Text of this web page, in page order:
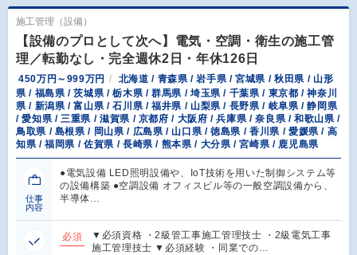
施工管理（設備）
【設備のプロとして次へ】電気・空調・衛生の施工管
理／転勤なし・完全週休2日・年休126日
450万円～999万円
北海道 / 青森県 / 岩手県 / 宮城県 / 秋田県 / 山形
県 / 福島県 / 茨城県 / 栃木県 / 群馬県 / 埼玉県 / 千葉県 / 東京都 / 神奈川
県 / 新潟県 / 富山県 / 石川県 / 福井県 / 山梨県 / 長野県 / 岐阜県 / 静岡県
/ 愛知県 / 三重県 / 滋賀県 / 京都府 / 大阪府 / 兵庫県 / 奈良県 / 和歌山県 /
鳥取県 / 島根県 / 岡山県 / 広島県 / 山口県 / 徳島県 / 香川県 / 愛媛県 / 高
知県 / 福岡県 / 佐賀県 / 長崎県 / 熊本県 / 大分県 / 宮崎県 / 鹿児島県
仕事
内容
●電気設備 LED照明設備や、IoT技術を用いた制御システム等
の設備構築 ●空調設備 オフィスビル等の一般空調設備から、
半導体…
必須
▼必須資格 ・2級管工事施工管理技士 ・2級電気工事
施工管理技士 ▼必須経験 ・同業での…